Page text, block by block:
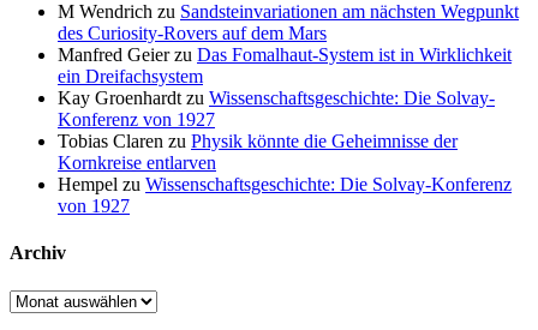
M Wendrich zu Sandsteinvariationen am nächsten Wegpunkt
des Curiosity-Rovers auf dem Mars
Manfred Geierzu Das Fomalhaut-System ist in Wirklichkeit
ein Dreifachsystem
Kay Groenhardt zu Wissenschaftsgeschichte: Die Solvay-
Konferenz von 1927
Tobias Claren zu Physik könnte die Geheimnisse der
Kornkreise entlarven
Hempel zu Wissenschaftsgeschichte: Die Solvay-Konferenz
von 1927
Archiv
Archiv